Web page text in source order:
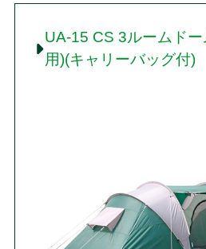
UA-15 CS 3ルームド
用)(キャリーバッグ付)